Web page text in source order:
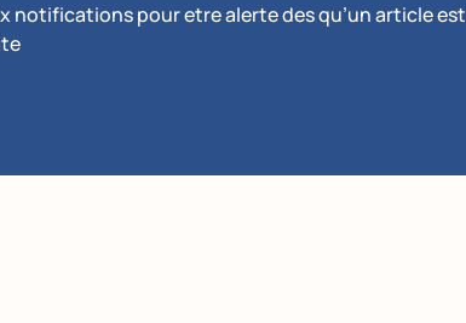
notifications pour etre alerte des qu’un article est